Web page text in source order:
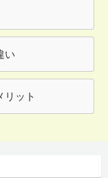
い
リット